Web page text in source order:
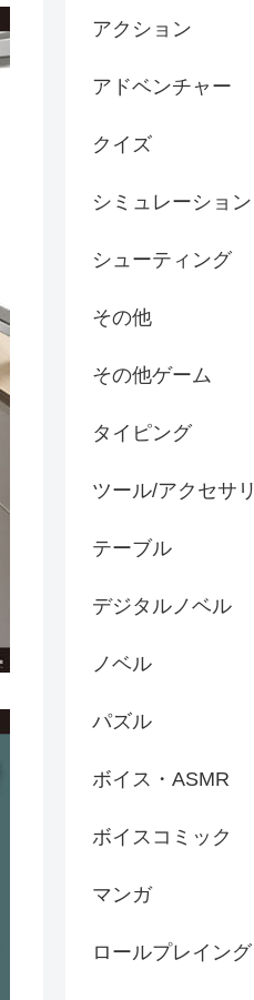
アクション
アドベンチャー
クイズ
シミュレーション
シューティング
その他
その他ゲーム
タイピング
ツール/アクセサリ
テーブル
デジタルノベル
ノベル
パズル
ボイス・ASMR
ボイスコミック
マンガ
ロールプレイング